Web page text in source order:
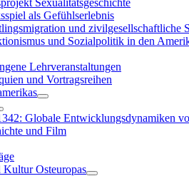
als Gefühlserlebnis
und zivilgesellschaftliche
und Sozialpolitik in den
Lehrveranstaltungen
und Vortragsreihen
Globale Entwicklungsdynamiken
und Film
Kultur Osteuropas